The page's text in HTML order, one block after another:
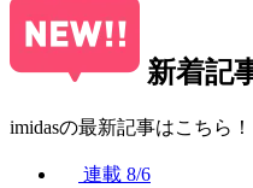
新着記
imidasの最新記事はこちら！
連載 8/6